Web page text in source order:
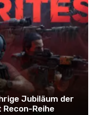
Jubiläum der
Recon-Reihe